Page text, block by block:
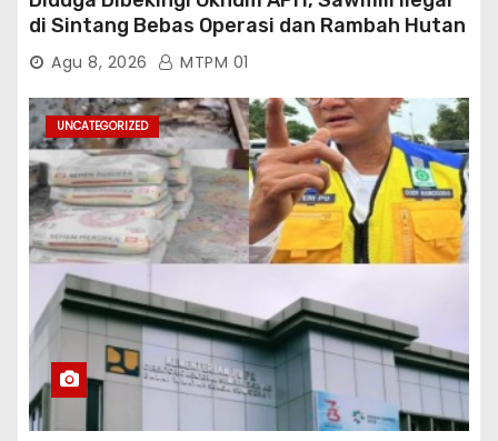
di Sintang Bebas Operasi dan Rambah Hutan
Lindung
Agu 8, 2026 MTPM 01
UNCATEGORIZED